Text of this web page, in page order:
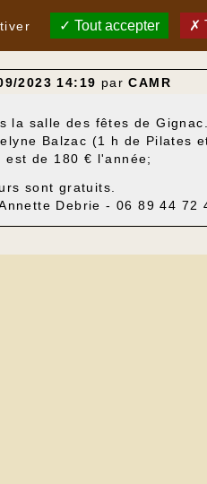
2023 14:19 parCAMR
la salle des fêtes de Gignac.
Balzac (1 h de Pilates
de 180 € l'année;
sont gratuits.
Debrie - 06 89 44 72
Tout accepter